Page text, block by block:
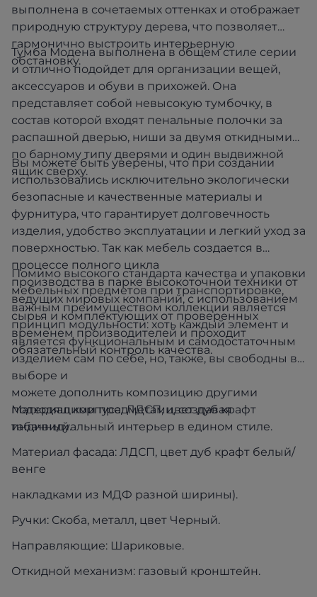
выполнена в сочетаемых оттенках и отображает
природную структуру дерева, что позволяет
гармонично выстроить интерьерную
обстановку.
Тумба Модена выполнена в общем стиле серии
и отлично подойдет для организации вещей,
аксессуаров и обуви в прихожей. Она
представляет собой невысокую тумбочку, в
состав которой входят пенальные полочки за
распашной дверью, ниши за двумя откидными
по барному типу дверями и один выдвижной
ящик сверху.
Вы можете быть уверены, что при создании
использовались исключительно экологически
безопасные и качественные материалы и
фурнитура, что гарантирует долговечность
изделия, удобство эксплуатации и легкий уход за
поверхностью. Так как мебель создается в
процессе полного цикла
производства в парке высокоточной техники от
ведущих мировых компаний, с использованием
сырья и комплектующих от проверенных
временем производителей и проходит
обязательный контроль качества.
Помимо высокого стандарта качества и упаковки
мебельных предметов при транспортировке,
важным преимуществом коллекции является
принцип модульности: хоть каждый элемент и
является функциональным и самодостаточным
изделием сам по себе, но, также, вы свободны в
выборе и
можете дополнить композицию другими
подходящими предметами, создавая
индивидуальный интерьер в едином стиле.
Материал корпуса: ЛДСП, цвет дуб крафт
табачный.
Материал фасада: ЛДСП, цвет дуб крафт белый/
венге
накладками из МДФ разной ширины).
Ручки: Скоба, металл, цвет Черный.
Направляющие: Шариковые.
Откидной механизм: газовый кронштейн.